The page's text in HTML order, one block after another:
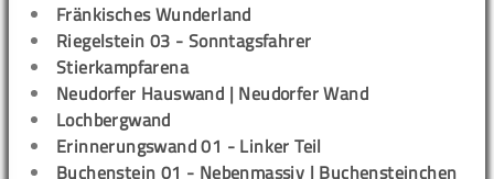
Fränkisches Wunderland
Riegelstein 03 - Sonntagsfahrer
Stierkampfarena
Neudorfer Hauswand | Neudorfer Wand
Lochbergwand
Erinnerungswand 01 - Linker Teil
Buchenstein 01 - Nebenmassiv | Buchensteinchen